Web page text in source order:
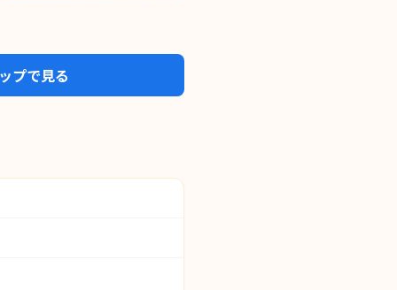
プで見る